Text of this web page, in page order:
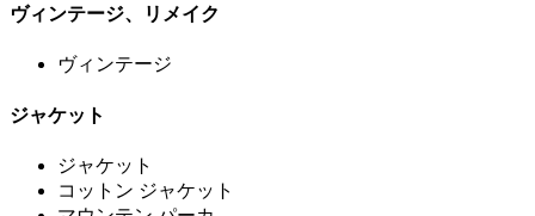
ヴィンテージ、リメイク
ヴィンテージ
ジャケット
ジャケット
コットン ジャケット